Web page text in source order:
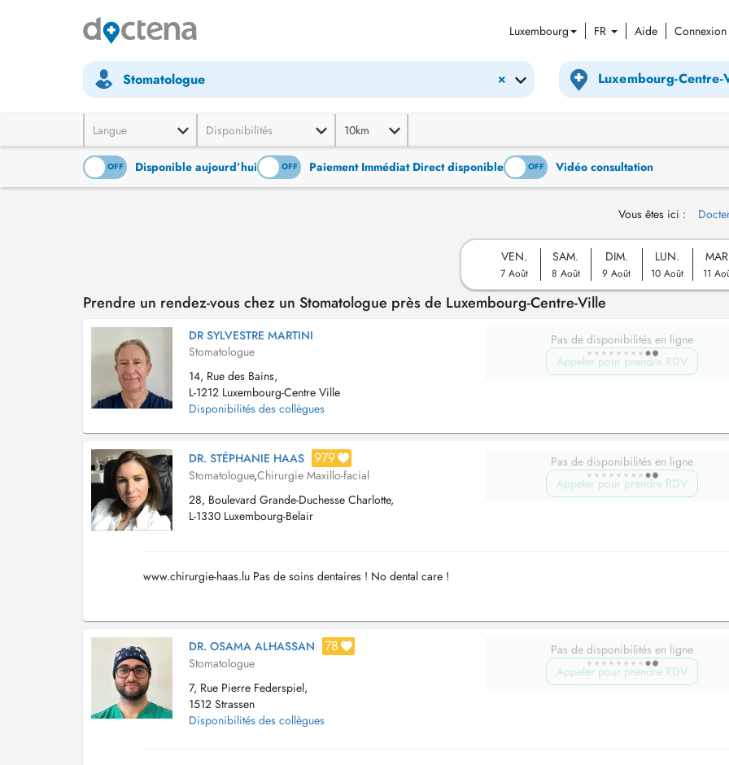
Luxembourg FR Aide Connexion
×
Stomatologue
Langue Disponibilités 10km
OFF Disponible aujourd’hui
ON OFF Paiement Immédiat Direct disponible
ON OFF Vidéo consultation
Vous êtes ici :
VEN.
7 Août
SAM.
8 Août
DIM.
9 Août
LUN.
10 Août 11
Prendre un rendez-vous chez un Stomatologue près de Luxembourg-Centre-Ville
DR SYLVESTRE MARTINI
Stomatologue
14, Rue des Bains,
L-1212 Luxembourg-Centre Ville
Disponibilités des collègues
Pas de disponibilités en ligne
Appeler pour prendre RDV
DR. STÉPHANIE HAAS 979
Stomatologue,Chirurgie Maxillo-facial
28, Boulevard Grande-Duchesse Charlotte,
L-1330 Luxembourg-Belair
Pas de disponibilités en ligne
Appeler pour prendre RDV
www.chirurgie-haas.lu Pas de soins dentaires ! No dental care !
DR. OSAMA ALHASSAN 78
Stomatologue
7, Rue Pierre Federspiel,
1512 Strassen
Disponibilités des collègues
Pas de disponibilités en ligne
Appeler pour prendre RDV